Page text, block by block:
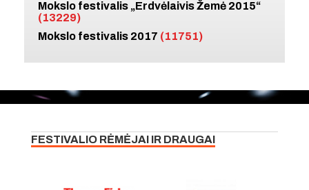
Mokslo festivalis „Erdvėlaivis Žemė 2015“
(13229)
Mokslo festivalis 2017 (11751)
FESTIVALIO RĖMĖJAI IR DRAUGAI